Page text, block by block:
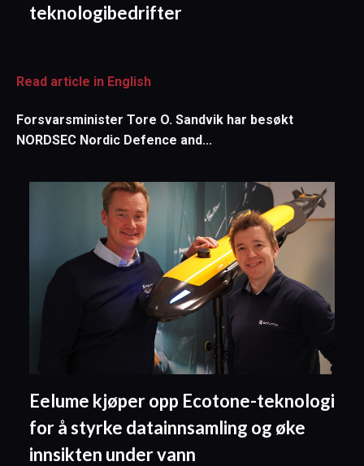
teknologibedrifter
Read article in English
Forsvarsminister Tore O. Sandvik har besøkt
NORDSEC Nordic Defence and...
Eelume kjøper opp Ecotone-teknologi
for å styrke datainnsamling og øke
innsikten under vann